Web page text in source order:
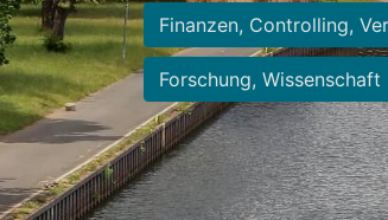
Finanzen, Controlling,
Forschung, Wissenschaft